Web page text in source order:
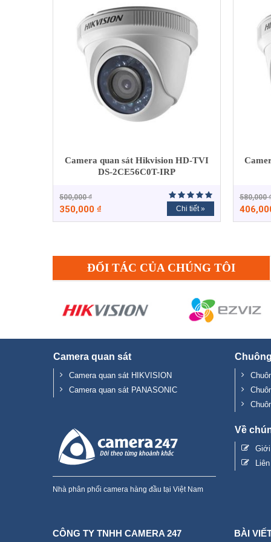
Camera quan sát Hikvision HD-TVI
DS-2CE56C0T-IRP
500,000₫
350,000 ₫ Chi tiết »
580,000
ĐỐI TÁC CỦA CHÚNG TÔI
Camera quan sát
Camera quan sát HIKVISION
Camera quan sát PANASONIC
Nhà phân phối camera hàng đầu tại Việt Nam
Về
CÔNG TY TNHH CAMERA 247 BÀI